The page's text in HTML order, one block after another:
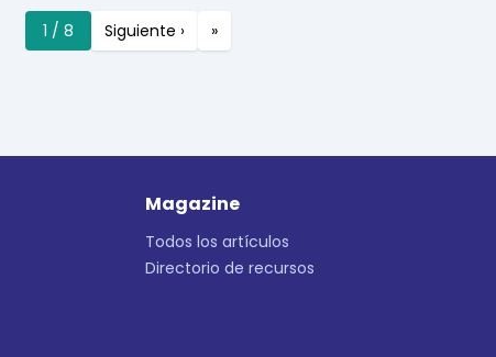
1 / 8 Siguiente › »
Magazine
Todos los artículos
Directorio de recursos